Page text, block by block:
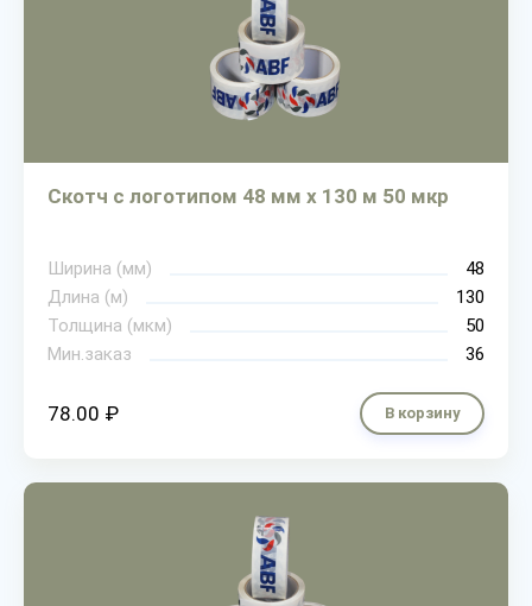
Скотч с логотипом 48 мм х 130 м 50 мкр
Ширина (мм)
48
Длина (м)
130
Толщина (мкм)
50
Мин.заказ
36
78.00 ₽ В корзину